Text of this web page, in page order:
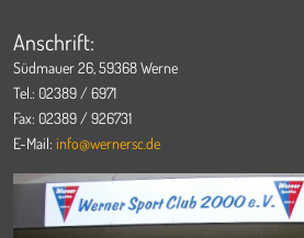
Anschrift:
Südmauer 26, 59368 Werne
Tel.: 02389 / 6971
Fax: 02389 / 926731
E-Mail: info@wernersc.de